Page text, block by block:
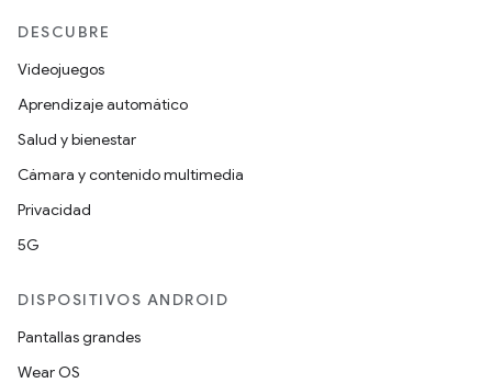
DESCUBRE
Videojuegos
Aprendizaje automático
Salud y bienestar
Cámara y contenido multimedia
Privacidad
5G
DISPOSITIVOS ANDROID
Pantallas grandes
Wear OS